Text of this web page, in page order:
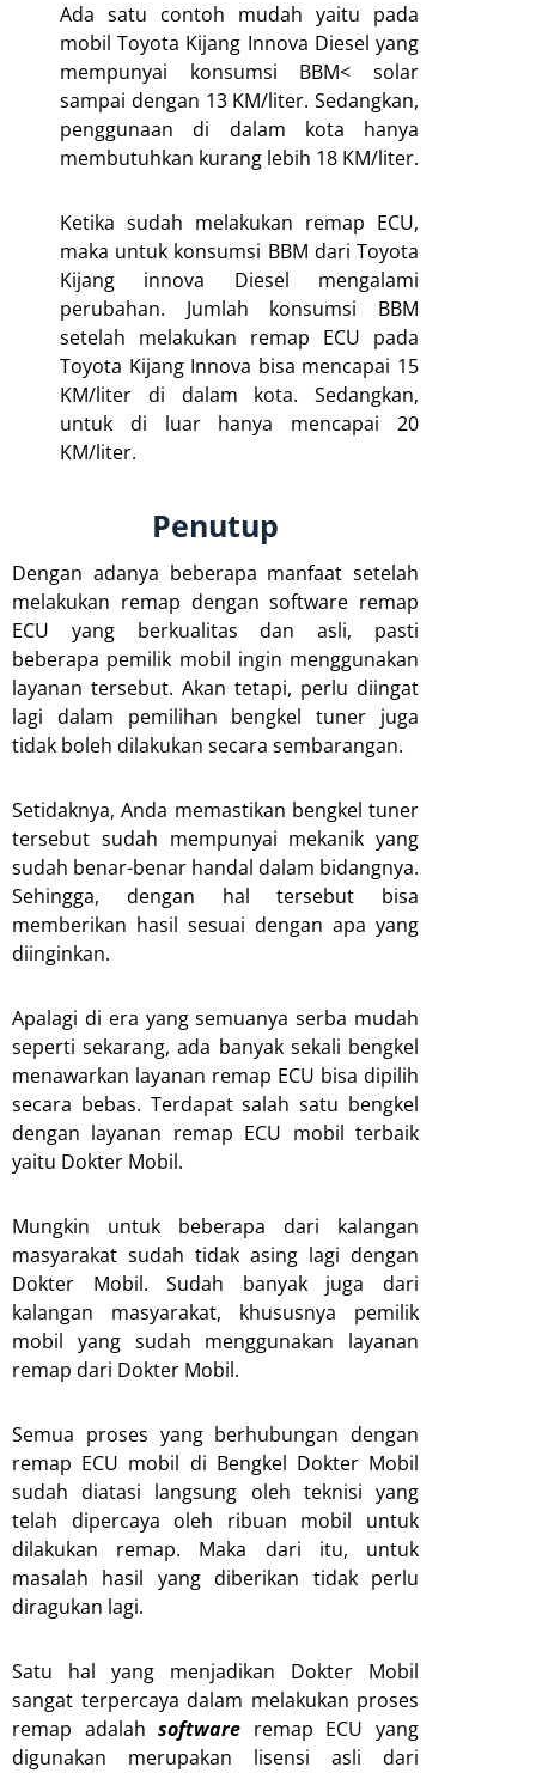
Ada satu contoh mudah yaitu pada
mobil Toyota Kijang Innova Diesel yang
mempunyai konsumsi BBM< solar
sampai dengan 13 KM/liter. Sedangkan,
penggunaan di dalam kota hanya
membutuhkan kurang lebih 18 KM/liter.
Ketika sudah melakukan remap ECU,
maka untuk konsumsi BBM dari Toyota
Kijang innova Diesel mengalami
perubahan. Jumlah konsumsi BBM
setelah melakukan remap ECU pada
Toyota Kijang Innova bisa mencapai 15
KM/liter di dalam kota. Sedangkan,
untuk di luar hanya mencapai 20
KM/liter.
Penutup
Dengan adanya beberapa manfaat setelah
melakukan remap dengan software remap
ECU yang berkualitas dan asli, pasti
beberapa pemilik mobil ingin menggunakan
layanan tersebut. Akan tetapi, perlu diingat
lagi dalam pemilihan bengkel tuner juga
tidak boleh dilakukan secara sembarangan.
Setidaknya, Anda memastikan bengkel tuner
tersebut sudah mempunyai mekanik yang
sudah benar-benar handal dalam bidangnya.
Sehingga, dengan hal tersebut bisa
memberikan hasil sesuai dengan apa yang
diinginkan.
Apalagi di era yang semuanya serba mudah
seperti sekarang, ada banyak sekali bengkel
menawarkan layanan remap ECU bisa dipilih
secara bebas. Terdapat salah satu bengkel
dengan layanan remap ECU mobil terbaik
yaitu Dokter Mobil.
Mungkin untuk beberapa dari kalangan
masyarakat sudah tidak asing lagi dengan
Dokter Mobil. Sudah banyak juga dari
kalangan masyarakat, khususnya pemilik
mobil yang sudah menggunakan layanan
remap dari Dokter Mobil.
Semua proses yang berhubungan dengan
remap ECU mobil di Bengkel Dokter Mobil
sudah diatasi langsung oleh teknisi yang
telah dipercaya oleh ribuan mobil untuk
dilakukan remap. Maka dari itu, untuk
masalah hasil yang diberikan tidak perlu
diragukan lagi.
Satu hal yang menjadikan Dokter Mobil
sangat terpercaya dalam melakukan proses
remap adalahsoftware remap ECU yang
digunakan merupakan lisensi asli dari